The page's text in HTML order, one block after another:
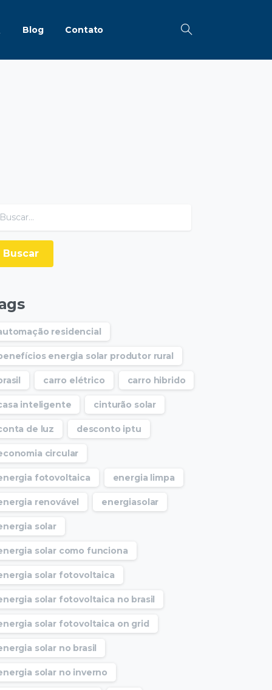
Blog Contato
residencial
energia solar produtor rural
carro elétrico carro hibrido
inteligente cinturão solar
de luz desconto iptu
circular
fotovoltaica energia limpa
renovável energiasolar
solar
solar como funciona
solar fotovoltaica
solar fotovoltaica no brasil
solar fotovoltaica on grid
solar no brasil
solar no inverno